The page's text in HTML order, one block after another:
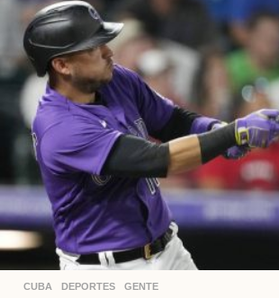
CUBA ,DEPORTES ,GENTE